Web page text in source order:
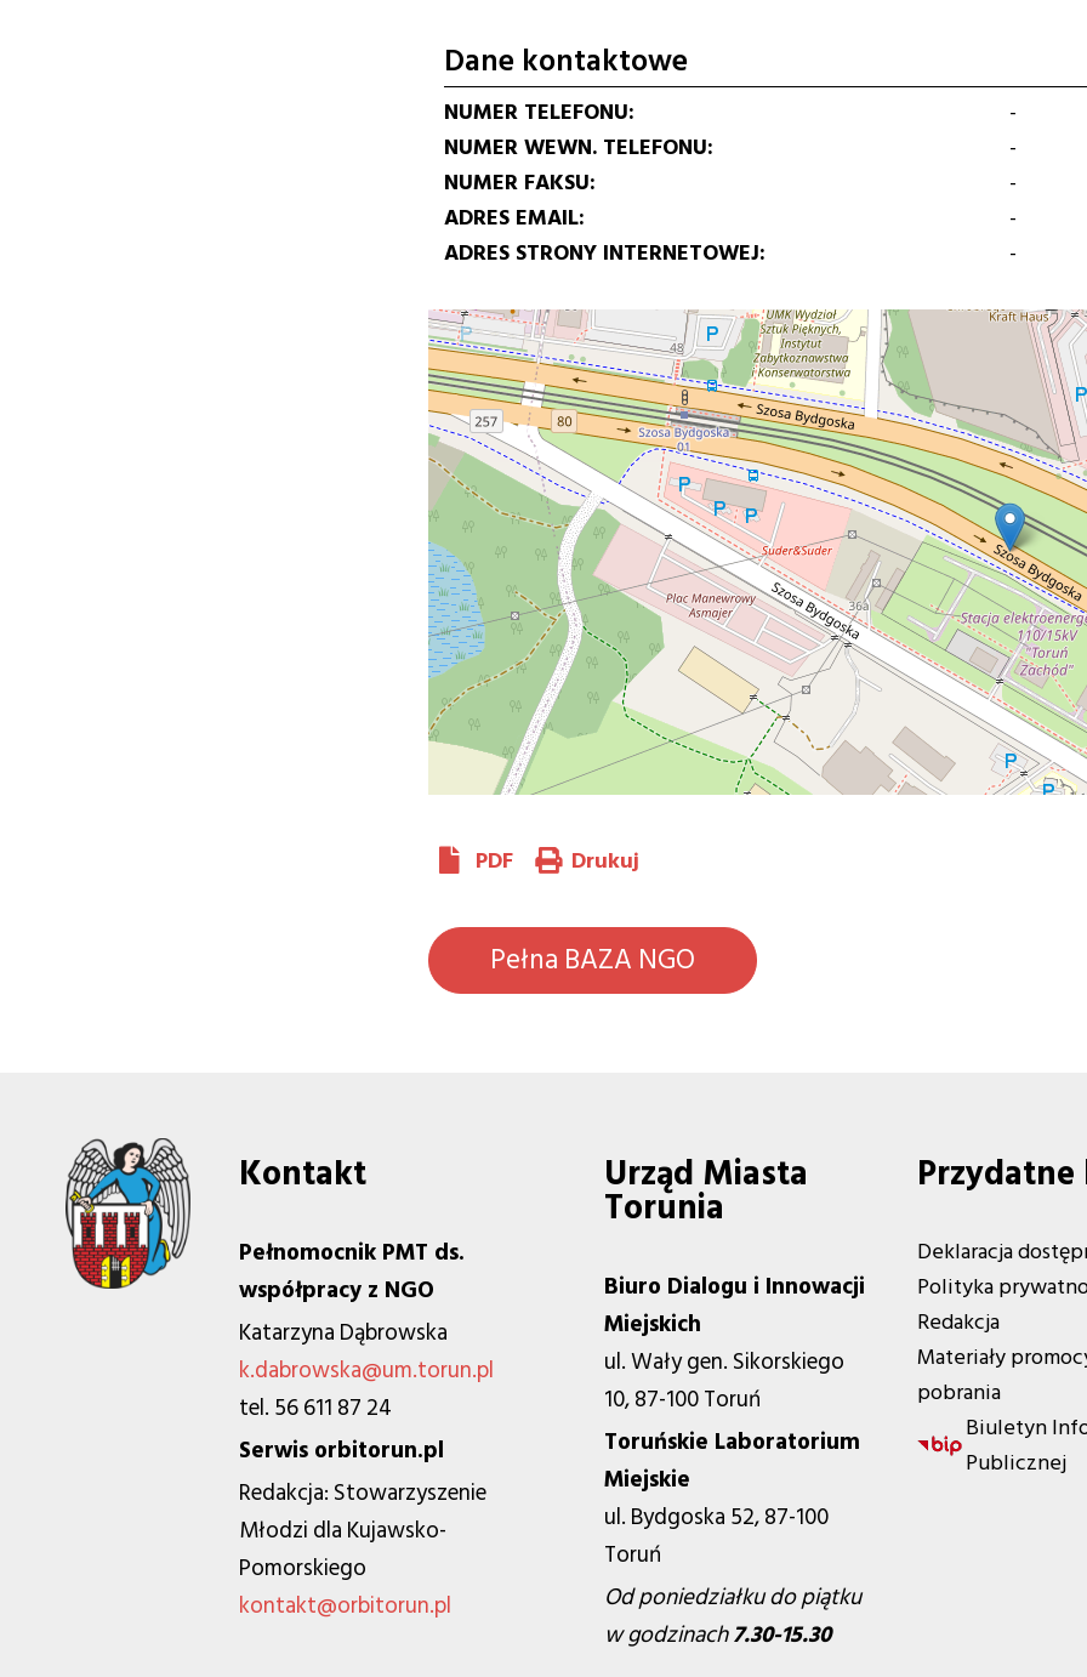
Dane kontaktowe
NUMER TELEFONU
-
NUMER WEWN. TELEFONU
-
NUMER FAKSU
-
ADRES EMAIL
-
ADRES STRONY INTERNETOWEJ
-
PDF Drukuj
Pełna BAZA NGO
Kontakt
Pełnomocnik PMT ds.
współpracy z NGO
Katarzyna Dąbrowska
k.dabrowska@um.torun.pl
tel. 56 611 87 24
Serwis orbitorun.pl
Redakcja: Stowarzyszenie
Młodzi dla Kujawsko-
Pomorskiego
kontakt@orbitorun.pl
Urząd Miasta
Torunia
Biuro Dialogu i Innowacji
Miejskich
ul. Wały gen. Sikorskiego
10, 87-100 Toruń
Toruńskie Laboratorium
Miejskie
ul. Bydgoska 52, 87-100
Toruń
Od poniedziałku do piątku
w godzinach7.30-15.30
Deklaracja
Polityka
Redakcja
Materiały
pobrania
Biuletyn
Publicznej